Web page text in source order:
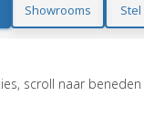
Showrooms
scroll naar